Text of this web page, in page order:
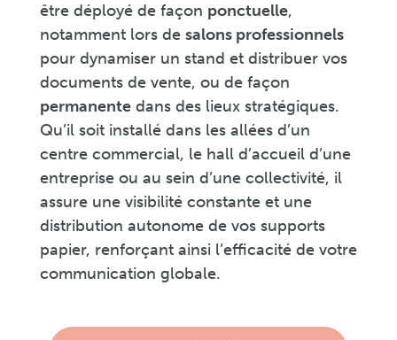
être déployé de façon ponctuelle,
notamment lors de salons professionnels
pour dynamiser un stand et distribuer vos
documents de vente, ou de façon
permanentedans des lieux stratégiques.
Qu’il soit installé dans les allées d’un
centre commercial, le hall d’accueil d’une
entreprise ou au sein d’une collectivité, il
assure une visibilité constante et une
distribution autonome de vos supports
papier, renforçant ainsi l’efficacité de votre
communication globale.